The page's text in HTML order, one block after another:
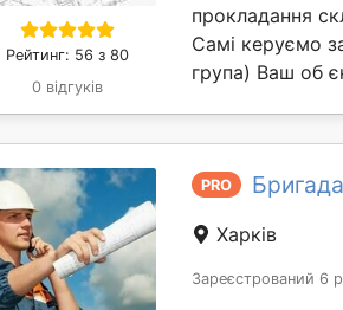
Рейтинг: 56 з 80
0 відгуків
прокладання
Самі керуємо
група) Ваш об
PRO
Харків
Зареєстрований 6